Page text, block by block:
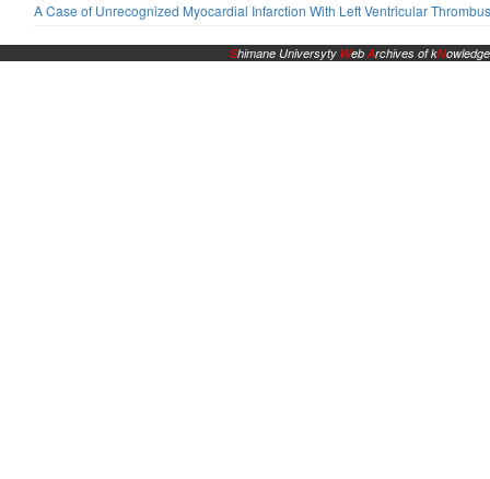
A Case of Unrecognized Myocardial Infarction With Left Ventricular
Shimane Universyty WebArchives of kNowledge